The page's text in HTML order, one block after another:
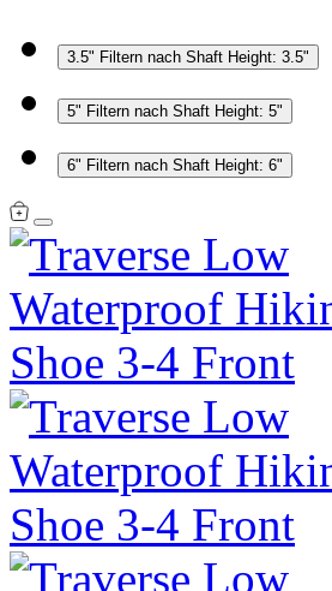
3.5" Filtern nach Shaft Height: 3.5"
5" Filtern nach Shaft Height: 5"
6" Filtern nach Shaft Height: 6"